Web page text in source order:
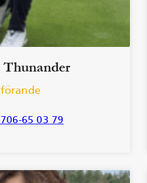
Thunander
65 03 79